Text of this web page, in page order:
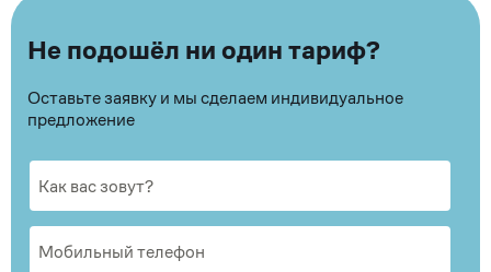
Не подошёл ни один тариф?
Оставьте заявку и мы сделаем индивидуальное
предложение